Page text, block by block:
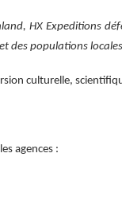
HX Expeditions
des populations locales
culturelle,
agences :